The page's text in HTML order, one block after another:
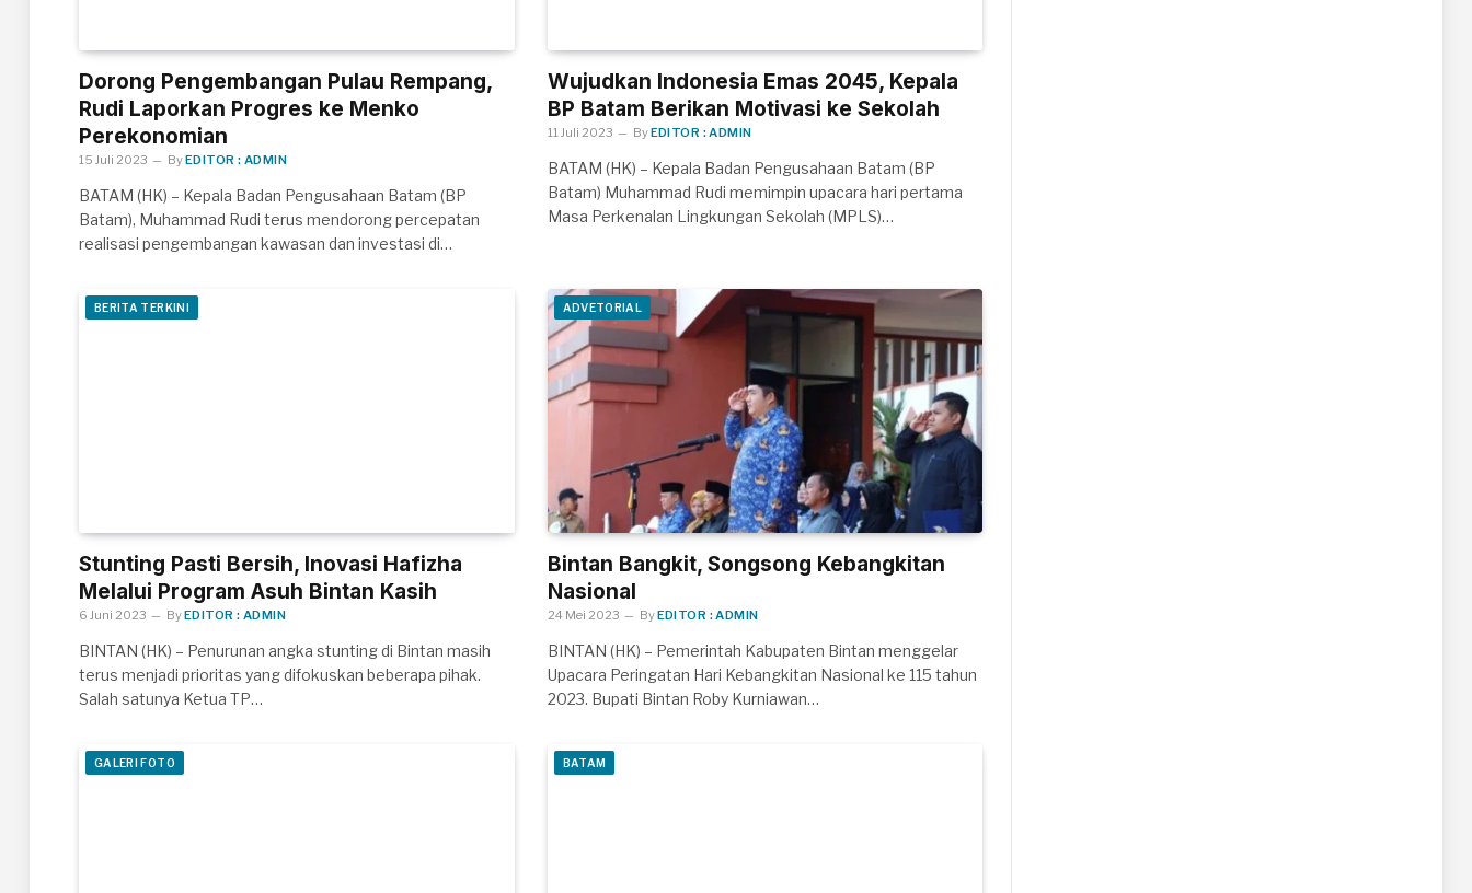
Dorong Pengembangan Pulau Rempang,
Rudi Laporkan Progres ke Menko
Perekonomian
15 Juli 2023 ByEDITOR : ADMIN
BATAM (HK) – Kepala Badan Pengusahaan Batam (BP
Batam), Muhammad Rudi terus mendorong percepatan
realisasi pengembangan kawasan dan investasi di…
Wujudkan Indonesia Emas 2045, Kepala
BP Batam Berikan Motivasi ke Sekolah
11 Juli 2023 ByEDITOR : ADMIN
BATAM (HK) – Kepala Badan Pengusahaan Batam (BP
Batam) Muhammad Rudi memimpin upacara hari pertama
Masa Perkenalan Lingkungan Sekolah (MPLS)…
BERITA TERKINI
Stunting Pasti Bersih, Inovasi Hafizha
Melalui Program Asuh Bintan Kasih
6 Juni 2023 ByEDITOR : ADMIN
BINTAN (HK) – Penurunan angka stunting di Bintan masih
terus menjadi prioritas yang difokuskan beberapa pihak.
Salah satunya Ketua TP…
ADVETORIAL
Bintan Bangkit, Songsong Kebangkitan
Nasional
24 Mei 2023 ByEDITOR : ADMIN
BINTAN (HK) – Pemerintah Kabupaten Bintan menggelar
Upacara Peringatan Hari Kebangkitan Nasional ke 115 tahun
2023. Bupati Bintan Roby Kurniawan…
GALERI FOTO BATAM